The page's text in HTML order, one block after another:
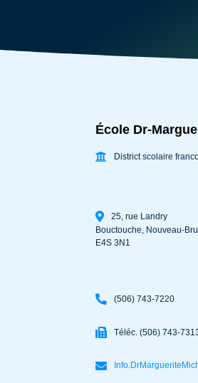
École Dr-
District scolaire
25, rue Landry
Bouctouche, Nouveau-
E4S 3N1
(506) 743-7220
Téléc. (506) 743-